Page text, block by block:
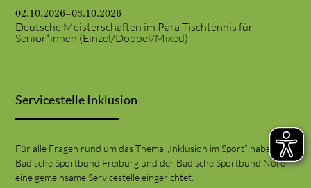
02.10.2026–03.10.2026
Deutsche Meisterschaften im Para Tischtennis für
Senior*innen (Einzel/Doppel/Mixed)
Servicestelle Inklusion
Für alle Fragen rund um das Thema „Inklusion im Sport“ haben der
Badische Sportbund Freiburg und der Badische Sportbund Nord
eine gemeinsame Servicestelle eingerichtet.